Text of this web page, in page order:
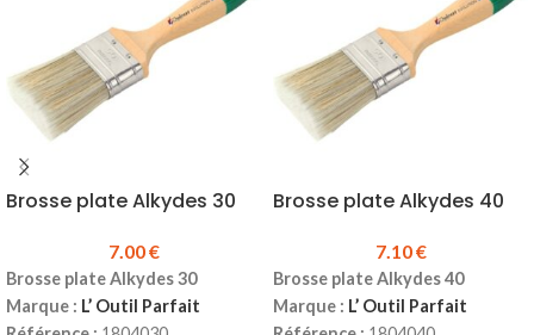
Brosse plate Alkydes 30
7.00€
Brosse plate Alkydes 30
Marque : L’ Outil Parfait
Brosse plate Alkydes 40
7.10€
Brosse plate Alkydes 40
Marque : L’ Outil Parfait